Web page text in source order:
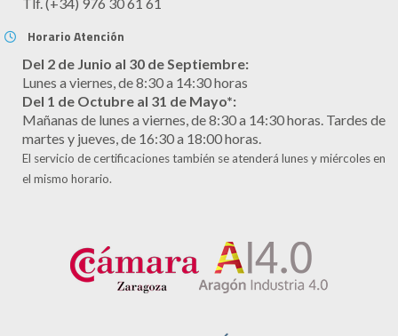
Tlf. (+34) 976 30 61 61
Horario Atención
Del 2 de Junio al 30 de Septiembre:
Lunes a viernes, de 8:30 a 14:30 horas
Del 1 de Octubre al 31 de Mayo*:
Mañanas de lunes a viernes, de 8:30 a 14:30 horas. Tardes de
martes y jueves, de 16:30 a 18:00 horas.
El servicio de certificaciones también se atenderá lunes y miércoles en
el mismo horario.